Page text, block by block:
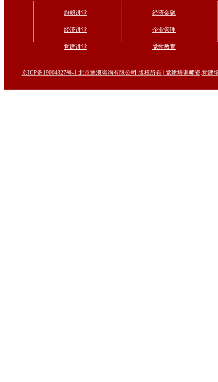
旗帜讲堂
经济讲堂
党建讲堂
经济金融
企业管理
党性教育
京ICP备19004327号-1 北京逐浪咨询有限公司 版权所有 | 党建培训师资,党